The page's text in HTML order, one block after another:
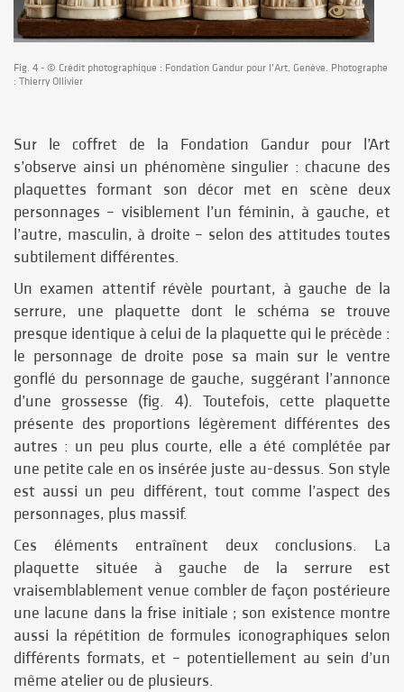
Fig. 4 - © Crédit photographique : Fondation Gandur pour l’Art, Genève. Photographe
: Thierry Ollivier
Sur le coffret de la Fondation Gandur pour l’Art
s’observe ainsi un phénomène singulier : chacune des
plaquettes formant son décor met en scène deux
personnages – visiblement l’un féminin, à gauche, et
l’autre, masculin, à droite – selon des attitudes toutes
subtilement différentes.
Un examen attentif révèle pourtant, à gauche de la
serrure, une plaquette dont le schéma se trouve
presque identique à celui de la plaquette qui le précède :
le personnage de droite pose sa main sur le ventre
gonflé du personnage de gauche, suggérant l’annonce
d’une grossesse (fig. 4). Toutefois, cette plaquette
présente des proportions légèrement différentes des
autres : un peu plus courte, elle a été complétée par
une petite cale en os insérée juste au-dessus. Son style
est aussi un peu différent, tout comme l’aspect des
personnages, plus massif.
Ces éléments entraînent deux conclusions. La
plaquette située à gauche de la serrure est
vraisemblablement venue combler de façon postérieure
une lacune dans la frise initiale ; son existence montre
aussi la répétition de formules iconographiques selon
différents formats, et – potentiellement au sein d’un
même atelier ou de plusieurs.